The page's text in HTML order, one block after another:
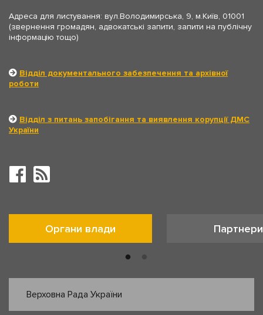
Адреса для листування: вул.Володимирська, 9, м.Київ, 01001
(звернення громадян, адвокатські запити, запити на публічну
інформацію тощо)
Відділ документального забезпечення та архівної
роботи
Відділ з питань запобігання та виявлення корупції ДМС
України
Органи влади Партнери
Верховна Рада України